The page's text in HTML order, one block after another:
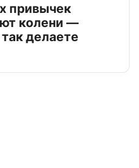
привычек
колени —
делаете